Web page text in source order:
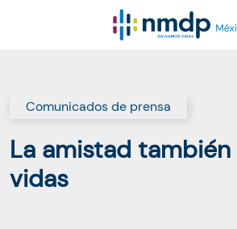
Comunicados de prensa
La amistad también
vidas